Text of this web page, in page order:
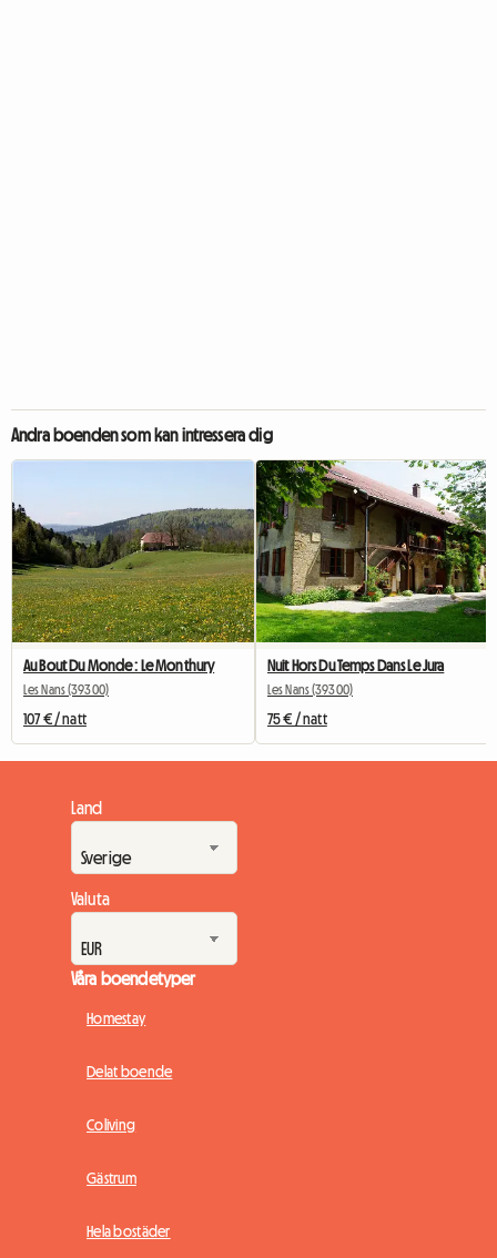
Andra boenden som kan intressera dig
Au Bout Du Monde : Le Monthury
Les Nans (39300)
107 € / natt
Nuit Hors Du Temps Dans Le Jura
Les Nans (39300)
75 € / natt
Land
Valuta
Våra boendetyper
Homestay
Delat boende
Coliving
Gästrum
Hela bostäder